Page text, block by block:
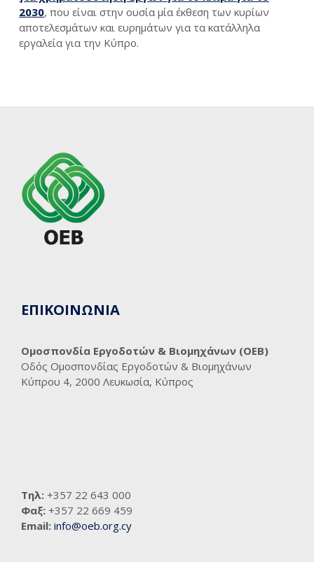
2030, που είναι στην ουσία μία έκθεση των κυρίων
αποτελεσμάτων και ευρημάτων για τα κατάλληλα
εργαλεία για την Κύπρο.
ΕΠΙΚΟΙΝΩΝΙΑ
Ομοσπονδία Εργοδοτών & Βιομηχάνων (ΟΕΒ)
Οδός Ομοσπονδίας Εργοδοτών & Βιομηχάνων
Κύπρου 4, 2000 Λευκωσία, Κύπρος
Τηλ: +357 22 643 000
Φαξ: +357 22 669 459
Email: info@oeb.org.cy